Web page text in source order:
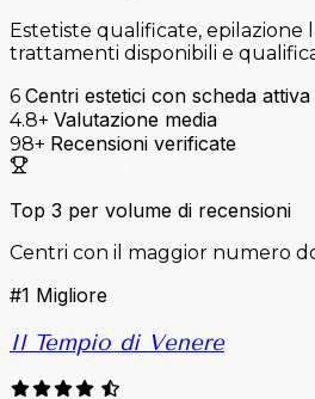
Estetiste qualificate,
trattamenti disponibili e
6 Centri estetici con scheda
4.8+ Valutazione media
98+ Recensioni verificate
Top 3 per volume di recensioni
Centri con il maggior numero
#1 Migliore
Il Tempio di Venere